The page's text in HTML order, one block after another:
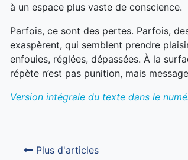
à un espace plus vaste de conscience.
Parfois, ce sont des pertes. Parfois,
exaspèrent, qui semblent prendre
enfouies, réglées, dépassées. À la
répète n’est pas punition, mais
Version intégrale du texte dans le
Plus d'articles